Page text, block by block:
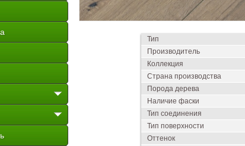
Тип
Производитель
Коллекция
Страна производства
Порода дерева
Наличие фаски
Тип соединения
Тип поверхности
Оттенок